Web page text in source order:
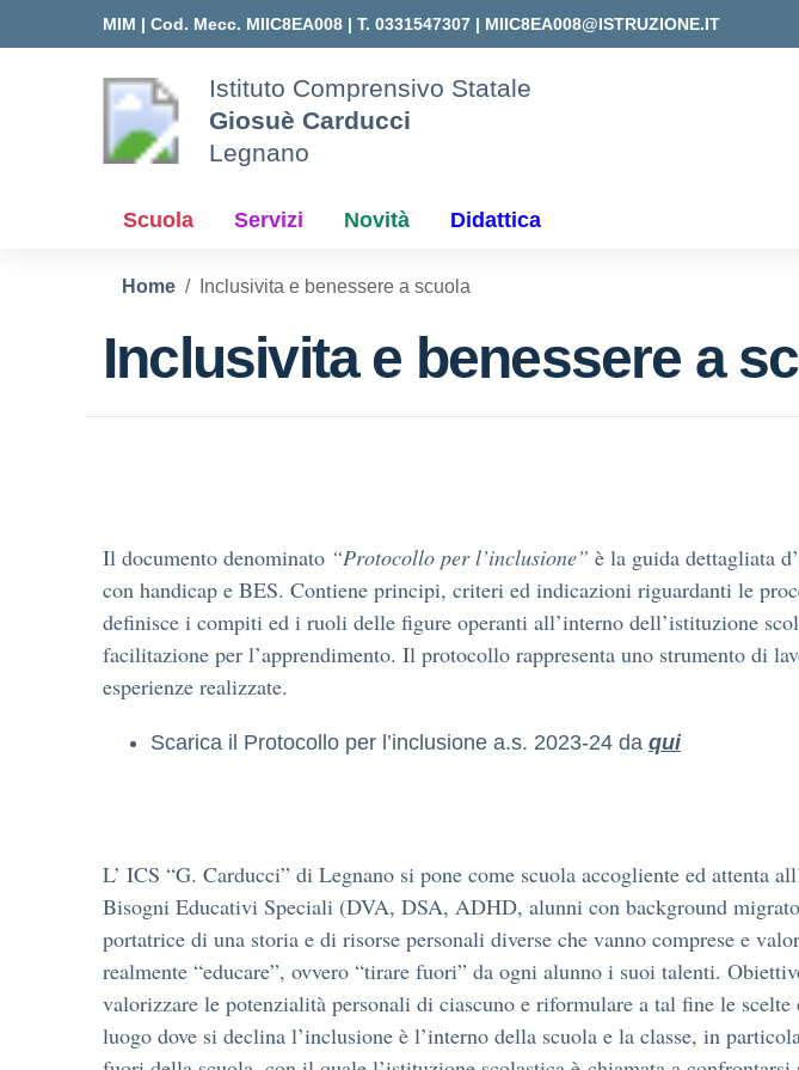
MIM | Cod. Mecc. MIIC8EA008 | T. 0331547307 | MIIC8EA008@ISTRUZIONE.IT
Istituto Comprensivo Statale
Giosuè Carducci
Legnano
Scuola Servizi Novità Didattica
Home Inclusivita e benessere a scuola
Inclusivita e benessere a
Il documento denominato “Protocollo per l’inclusione” è la guida dettagliata
con handicap e BES. Contiene principi, criteri ed indicazioni riguardanti le
definisce i compiti ed i ruoli delle figure operanti all’interno dell’istituzione
facilitazione per l’apprendimento. Il protocollo rappresenta uno strumento di
esperienze realizzate.
Scarica il Protocollo per l’inclusione a.s. 2023-24 da qui
L’ ICS “G. Carducci” di Legnano si pone come scuola accogliente ed
Bisogni Educativi Speciali (DVA, DSA, ADHD, alunni con background
portatrice di una storia e di risorse personali diverse che vanno comprese e
realmente “educare”, ovvero “tirare fuori” da ogni alunno i suoi talenti.
valorizzare le potenzialità personali di ciascuno e riformulare a tal fine le
luogo dove si declina l’inclusione è l’interno della scuola e la classe, in